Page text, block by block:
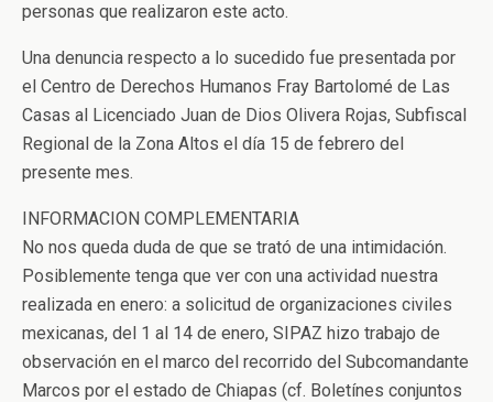
personas que realizaron este acto.
Una denuncia respecto a lo sucedido fue presentada por
el Centro de Derechos Humanos Fray Bartolomé de Las
Casas al Licenciado Juan de Dios Olivera Rojas, Subfiscal
Regional de la Zona Altos el día 15 de febrero del
presente mes.
INFORMACION COMPLEMENTARIA
No nos queda duda de que se trató de una intimidación.
Posiblemente tenga que ver con una actividad nuestra
realizada en enero: a solicitud de organizaciones civiles
mexicanas, del 1 al 14 de enero, SIPAZ hizo trabajo de
observación en el marco del recorrido del Subcomandante
Marcos por el estado de Chiapas (cf. Boletínes conjuntos